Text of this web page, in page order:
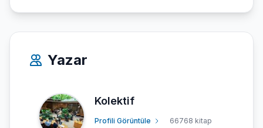
Yazar
Kolektif
Profili Görüntüle 66768 kitap